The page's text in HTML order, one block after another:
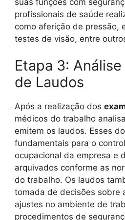
profissionais de saúde
como aferição de pressão,
testes de visão, entre
Etapa 3:
de Laudos
Após a realização dos
médicos do trabalho
emitem os laudos. Esses
fundamentais para o
ocupacional da empresa e
arquivados conforme as
do trabalho. Os laudos
tomada de decisões sobre
ajustes no ambiente de
procedimentos de